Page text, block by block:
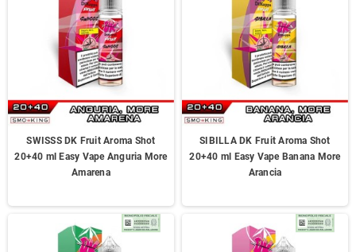
SWISSS DK Fruit Aroma Shot
20+40 ml Easy Vape Anguria More
Amarena
SIBILLA DK Fruit Aroma Shot
20+40 ml Easy Vape Banana More
Arancia